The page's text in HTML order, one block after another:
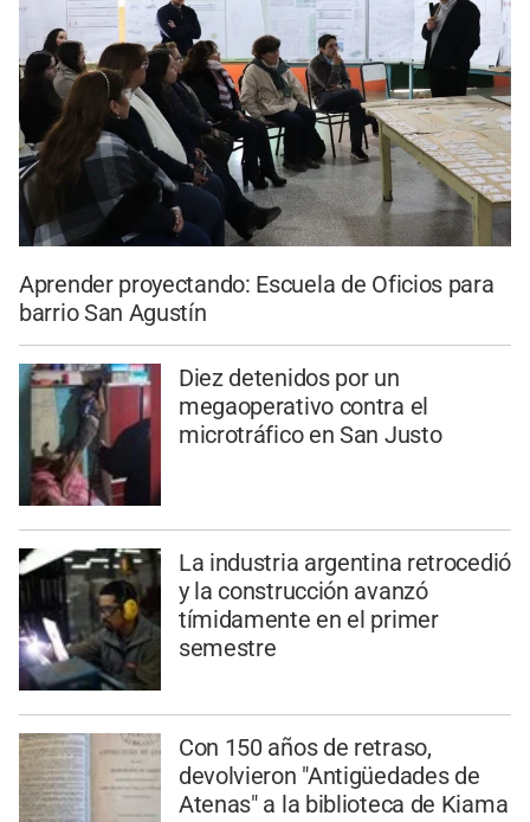
Aprender proyectando: Escuela de Oficios para
barrio San Agustín
Diez detenidos por un
megaoperativo contra el
microtráfico en San Justo
La industria argentina retrocedió
y la construcción avanzó
tímidamente en el primer
semestre
Con 150 años de retraso,
devolvieron "Antigüedades de
Atenas" a la biblioteca de Kiama